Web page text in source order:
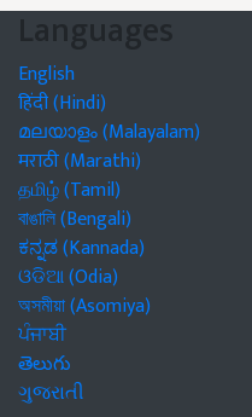
Languages
English
हिंदी (Hindi)
മലയാളം (Malayalam)
मराठी (Marathi)
தமிழ் (Tamil)
বাঙালি (Bengali)
ಕನ್ನಡ (Kannada)
ଓଡିଆ (Odia)
অসমীয়া (Asomiya)
ਪੰਜਾਬੀ
తెలుగు
ગુજરાતી